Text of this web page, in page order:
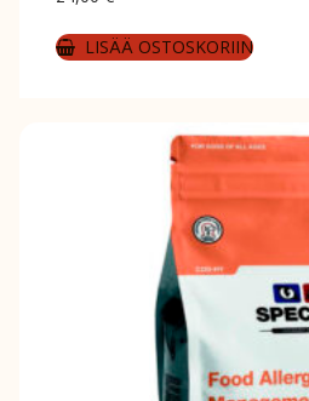
LISÄÄ OSTOSKORIIN